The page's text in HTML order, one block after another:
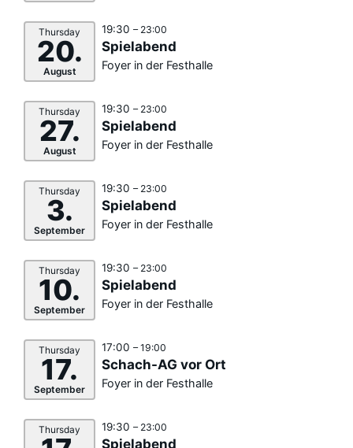
Thursday
20.
August
19:30 – 23:00
Spielabend
Foyer in der Festhalle
Thursday
27.
August
19:30 – 23:00
Spielabend
Foyer in der Festhalle
Thursday
3.
September
19:30 – 23:00
Spielabend
Foyer in der Festhalle
Thursday
10.
September
19:30 – 23:00
Spielabend
Foyer in der Festhalle
Thursday
17.
September
17:00 – 19:00
Schach-AG vor Ort
Foyer in der Festhalle
Thursday 19:30 – 23:00
Spielabend